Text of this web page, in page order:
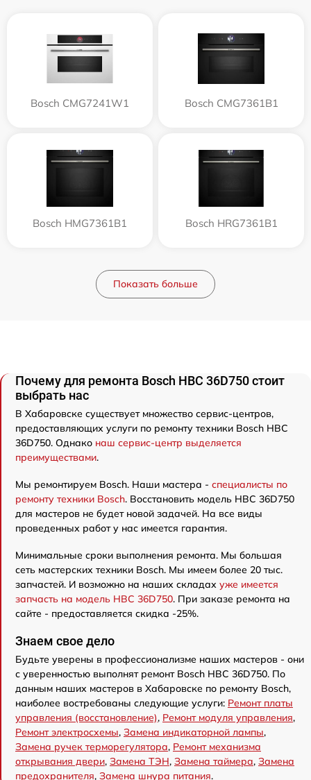
Bosch CMG7241W1 Bosch CMG7361B1
Bosch HMG7361B1 Bosch HRG7361B1
Показать больше
Почему для ремонта Bosch HBC 36D750 стоит
выбрать нас
В Хабаровске существует множество сервис-центров,
предоставляющих услуги по ремонту техники Bosch HBC
36D750. Однако наш сервис-центр выделяется
преимуществами.
Мы ремонтируем Bosch. Наши мастера - специалисты по
ремонту техники Bosch. Восстановить модель HBC 36D750
для мастеров не будет новой задачей. На все виды
проведенных работ у нас имеется гарантия.
Минимальные сроки выполнения ремонта. Мы большая
сеть мастерских техники Bosch. Мы имеем более 20 тыс.
запчастей. И возможно на наших складах уже имеется
запчасть на модель HBC 36D750. При заказе ремонта на
сайте - предоставляется скидка -25%.
Знаем свое дело
Будьте уверены в профессионализме наших мастеров - они
с уверенностью выполнят ремонт Bosch HBC 36D750. По
данным наших мастеров в Хабаровске по ремонту Bosch,
наиболее востребованы следующие услуги: Ремонт платы
управления (восстановление), Ремонт модуля управления,
Ремонт электросхемы, Замена индикаторной лампы,
Замена ручек терморегулятора, Ремонт механизма
открывания двери, Замена ТЭН, Замена таймера, Замена
предохранителя, Замена шнура питания.